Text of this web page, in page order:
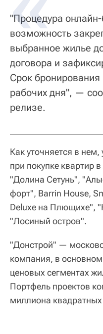
"Процедура
возможность
выбранное жилье
договора и
Срок
рабочих дня", —
релизе.
Как уточняется в нем,
при покупке квартир
"Долина Сетунь",
форт", Barrin House,
Deluxe на Плющихе",
"Лосиный остров".
"Донстрой" —
компания, в
ценовых сегментах
Портфель проектов
миллиона